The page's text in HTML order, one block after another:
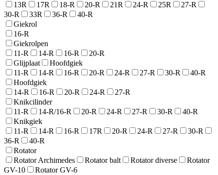
13R
17R 18-R 20-R 21R 24-R 25R
27-R
30-R
33R 36-R
40-R
Giekrol
16-R
Giekrolpen
11-R
14-R 16-R
20-R
Glijplaat
Hoofdgiek
11-R
14-R 16-R 20-R 24-R 27-R 30-R
40-R
Hoofdgiek
14-R
16-R 20-R 24-R
27-R
Knikcilinder
11-R
14-R/16-R 20-R 24-R 27-R 30-R
40-R
Knikgiek
11-R
14-R 16-R 17R 20-R 24-R 27-R
30-R
36-R
40-R
Rotator
Rotator Archimedes
Rotator balt Rotator diverse
Rotator
GV-10
Rotator GV-6